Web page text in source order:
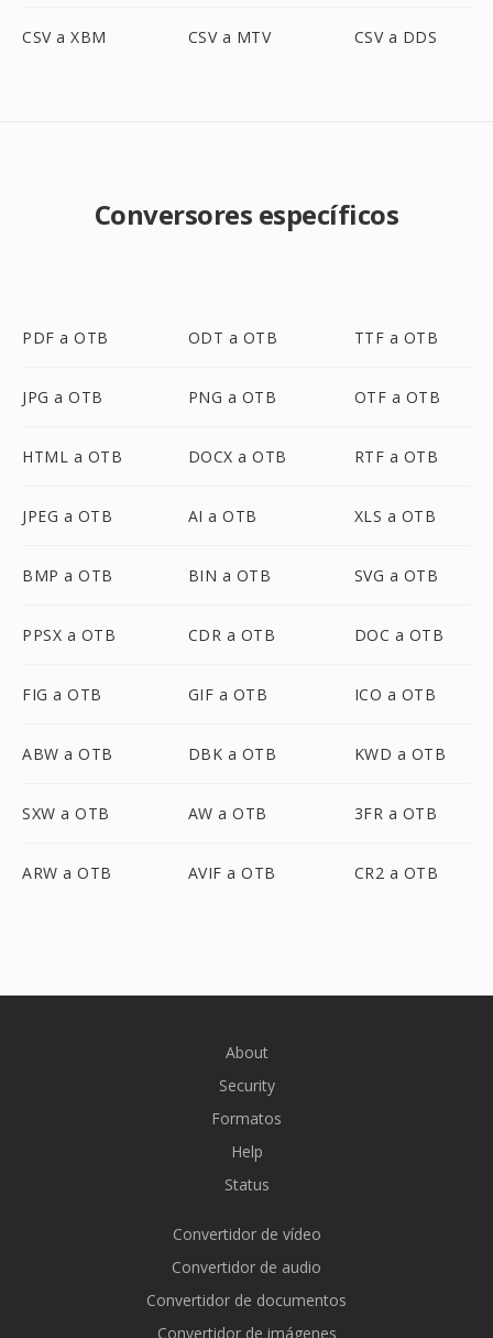
CSV a XBM CSV a MTV CSV a DDS
Conversores específicos
PDF a OTB ODT a OTB TTF a OTB
JPG a OTB PNG a OTB OTF a OTB
HTML a OTB DOCX a OTB RTF a OTB
JPEG a OTB AI a OTB XLS a OTB
BMP a OTB BIN a OTB SVG a OTB
PPSX a OTB CDR a OTB DOC a OTB
FIG a OTB GIF a OTB ICO a OTB
ABW a OTB DBK a OTB KWD a OTB
SXW a OTB AW a OTB 3FR a OTB
ARW a OTB AVIF a OTB CR2 a OTB
About
Security
Formatos
Help
Status
Convertidor de vídeo
Convertidor de audio
Convertidor de documentos
Convertidor de imágenes